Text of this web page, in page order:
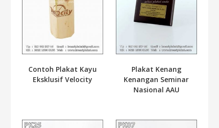
Contoh Plakat Kayu
Eksklusif Velocity
Plakat Kenang
Kenangan Seminar
Nasional AAU